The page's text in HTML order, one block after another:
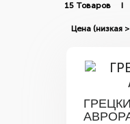
15 Товаров I